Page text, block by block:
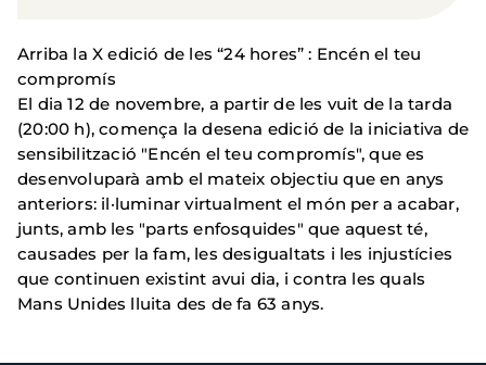
Arriba la X edició de les “24 hores” : Encén el teu
compromís
El dia 12 de novembre, a partir de les vuit de la tarda
(20:00 h), comença la desena edició de la iniciativa de
sensibilització "Encén el teu compromís", que es
desenvoluparà amb el mateix objectiu que en anys
anteriors: il·luminar virtualment el món per a acabar,
junts, amb les "parts enfosquides" que aquest té,
causades per la fam, les desigualtats i les injustícies
que continuen existint avui dia, i contra les quals
Mans Unides lluita des de fa 63 anys.